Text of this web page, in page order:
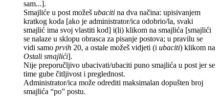
sam...].
Smajliće u post možeš ubaciti na dva načina: upisivanjem
kratkog koda [ako je administrator/ica odobrio/la, svaki
smajlić ima svoj vlastiti kod] i(li) klikom na smajlića [smajlići
se nalaze u sklopu obrasca za pisanje postova; u pravilu se
vidi samo prvih 20, a ostale možeš vidjeti (i ubaciti) klikom na
Ostali smajlići].
Nije preporučljivo ubacivati/ubaciti puno smajlića u post jer se
time gube čitljivost i preglednost.
Administrator/ica može odrediti maksimalan dopušten broj
smajlića “po” postu.